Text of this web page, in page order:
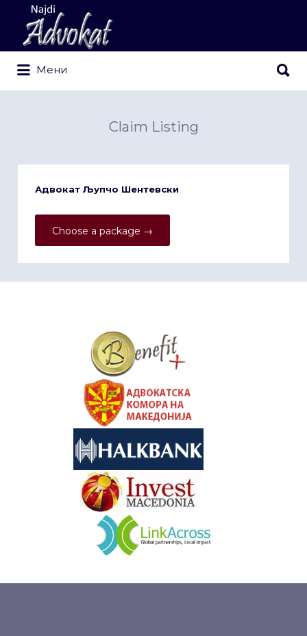
Search
for:
Мени
for:
Claim Listing
Адвокат Љупчо Шентевски